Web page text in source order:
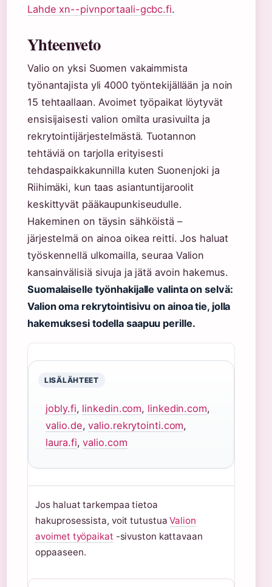
Lahde xn--pivnportaali-gcbc.fi.
Yhteenveto
Valio on yksi Suomen vakaimmista
työnantajista yli 4000 työntekijällään ja noin
15 tehtaallaan. Avoimet työpaikat löytyvät
ensisijaisesti valion omilta urasivuilta ja
rekrytointijärjestelmästä. Tuotannon
tehtäviä on tarjolla erityisesti
tehdaspaikkakunnilla kuten Suonenjoki ja
Riihimäki, kun taas asiantuntijaroolit
keskittyvät pääkaupunkiseudulle.
Hakeminen on täysin sähköistä –
järjestelmä on ainoa oikea reitti. Jos haluat
työskennellä ulkomailla, seuraa Valion
kansainvälisiä sivuja ja jätä avoin hakemus.
Suomalaiselle työnhakijalle valinta on selvä:
Valion oma rekrytointisivu on ainoa tie, jolla
hakemuksesi todella saapuu perille.
LISÄLÄHTEET
jobly.fi, linkedin.com, linkedin.com,
valio.de,valio.rekrytointi.com,
laura.fi,valio.com
Jos haluat tarkempaa tietoa
hakuprosessista, voit tutustuaValion
avoimet työpaikat -sivuston kattavaan
oppaaseen.